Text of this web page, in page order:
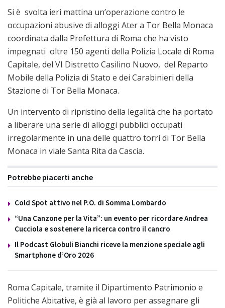
Si è svolta ieri mattina un’operazione contro le
occupazioni abusive di alloggi Ater a Tor Bella Monaca
coordinata dalla Prefettura di Roma che ha visto
impegnati oltre 150 agenti della Polizia Locale di Roma
Capitale, del VI Distretto Casilino Nuovo, del Reparto
Mobile della Polizia di Stato e dei Carabinieri della
Stazione di Tor Bella Monaca.
Un intervento di ripristino della legalità che ha portato
a liberare una serie di alloggi pubblici occupati
irregolarmente in una delle quattro torri di Tor Bella
Monaca in viale Santa Rita da Cascia.
Potrebbe piacerti anche
Cold Spot attivo nel P.O. di Somma Lombardo
“Una Canzone per la Vita”: un evento per ricordare Andrea
Cucciola e sostenere la ricerca contro il cancro
Il Podcast Globuli Bianchi riceve la menzione speciale agli
Smartphone d’Oro 2026
Roma Capitale, tramite il Dipartimento Patrimonio e
Politiche Abitative, è già al lavoro per assegnare gli